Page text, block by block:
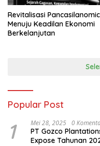
Revitalisasi
Menuju Keadilan Ekonomi
Berkelanjutan
Popular Post
1 Mei 28, 2025 0
PT Gozco
Expose Tahunan